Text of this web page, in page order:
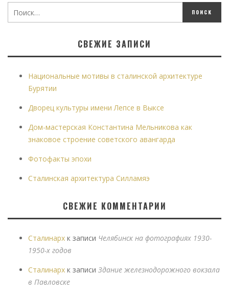
СВЕЖИЕ ЗАПИСИ
Национальные мотивы в сталинской архитектуре
Бурятии
Дворец культуры имени Лепсе в Выксе
Дом-мастерская Константина Мельникова как
знаковое строение советского авангарда
Фотофакты эпохи
Сталинская архитектура Силламяэ
СВЕЖИЕ КОММЕНТАРИИ
Сталинарх к записи Челябинск на фотографиях 1930-
1950-х годов
Сталинарх к записи Здание железнодорожного вокзала
в Павловске